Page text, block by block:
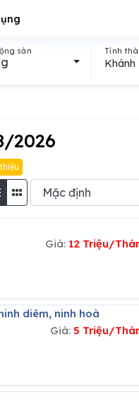
2026
Giá: 12 Triệu/
diêm, ninh hoà
Giá:5 Triệu/
sản Tỉnh